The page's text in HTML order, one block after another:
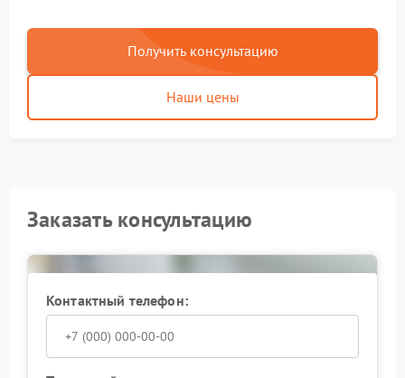
Получить консультацию
Наши цены
Заказать консультацию
Контактный телефон: